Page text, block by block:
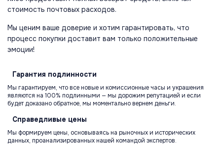
стоимость почтовых расходов.
Мы ценим ваше доверие и хотим гарантировать, что
процесс покупки доставит вам только положительные
эмоции!
Гарантия подлинности
Мы гарантируем, что все новые и комиссионные часы и украшения
являются на 100% подлинными — мы дорожим репутацией и если
будет доказано обратное, мы моментально вернем деньги.
Справедливые цены
Мы формируем цены, основываясь на рыночных и исторических
данных, проанализированных нашей командой экспертов.